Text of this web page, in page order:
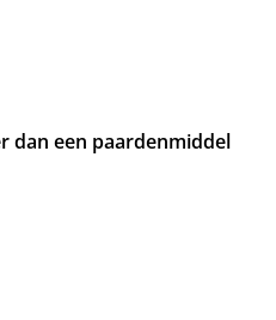
dan een paardenmiddel